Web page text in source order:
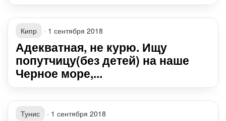
Кипр · 1 сентября 2018
Адекватная, не курю. Ищу
попутчицу(без детей) на наше
Черное море,...
Тунис · 1 сентября 2018